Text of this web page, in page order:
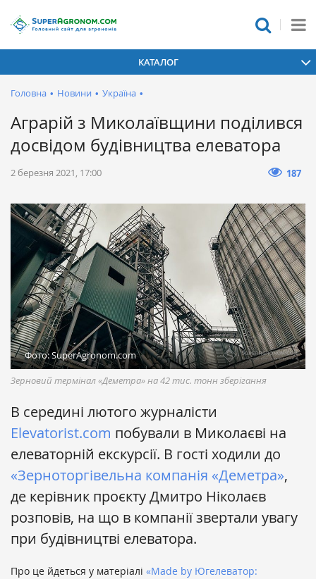
КАТАЛОГ
Головна • Новини • Україна •
Аграрій з Миколаївщини поділився
досвідом будівництва елеватора
2 березня 2021, 17:00 187
Фото: SuperAgronom.com
Зерновий термінал «Деметра» на 42 тис. тонн зберігання
В середині лютого журналісти
Elevatorist.com побували в Миколаєві на
елеваторній екскурсії. В гості ходили до
«Зерноторгівельна компанія «Деметра»,
де керівник проєкту Дмитро Ніколаєв
розповів, на що в компанії звертали увагу
при будівництві елеватора.
Про це йдеться у матеріалі «Made by Югелеватор: